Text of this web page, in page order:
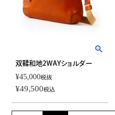
双鞣和地2WAYショルダー
¥45,000税抜
¥49,500税込